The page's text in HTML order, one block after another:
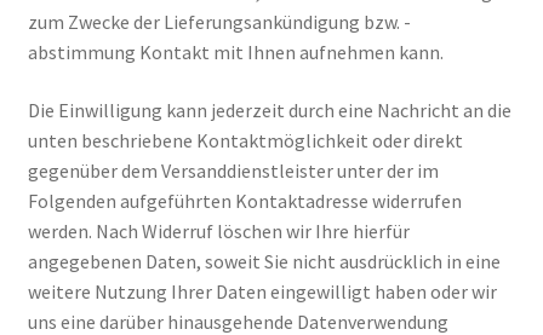
zum Zwecke der Lieferungsankündigung bzw. -
abstimmung Kontakt mit Ihnen aufnehmen kann.
Die Einwilligung kann jederzeit durch eine Nachricht an die
unten beschriebene Kontaktmöglichkeit oder direkt
gegenüber dem Versanddienstleister unter der im
Folgenden aufgeführten Kontaktadresse widerrufen
werden. Nach Widerruf löschen wir Ihre hierfür
angegebenen Daten, soweit Sie nicht ausdrücklich in eine
weitere Nutzung Ihrer Daten eingewilligt haben oder wir
uns eine darüber hinausgehende Datenverwendung